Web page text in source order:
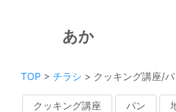
あか
TOP > チラシ > クッキング講座/パ
クッキング講座 パン